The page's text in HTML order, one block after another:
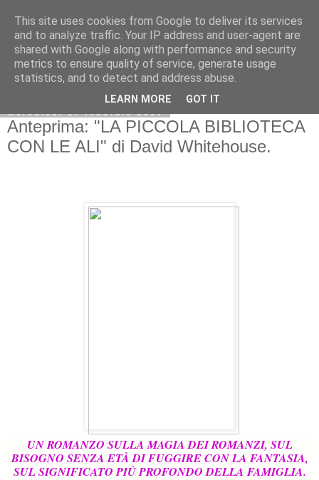
mercoledì 17 febbraio 2016
Anteprima: "LA PICCOLA BIBLIOTECA
CON LE ALI" di David Whitehouse.
UN ROMANZO SULLA MAGIA DEI ROMANZI, SUL
BISOGNO SENZA ETÀ DI FUGGIRE CON LA FANTASIA,
SUL SIGNIFICATO PIÙ PROFONDO DELLA FAMIGLIA.
This site uses cookies from Google to deliver its services
and to analyze traffic. Your IP address and user-agent are
shared with Google along with performance and security
metrics to ensure quality of service, generate usage
statistics, and to detect and address abuse.
LEARN MORE GOT IT